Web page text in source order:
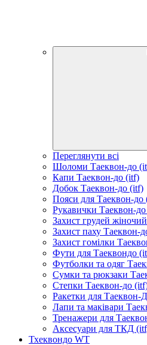
Переглянути всі
Шоломи Таеквон-до
Капи Таеквон-до (itf)
Добок Таеквон-до (itf)
Пояси для Таеквон-до
Рукавички Таеквон-
Захист грудей
Захист паху Таеквон-
Захист гомілки
Фути для Таеквондо
Футболки та одяг
Сумки та рюкзаки
Степки Таеквон-до
Ракетки для Таеквон-
Лапи та маківари
Тренажери для
Аксесуари для ТКД
Тхеквондо WT